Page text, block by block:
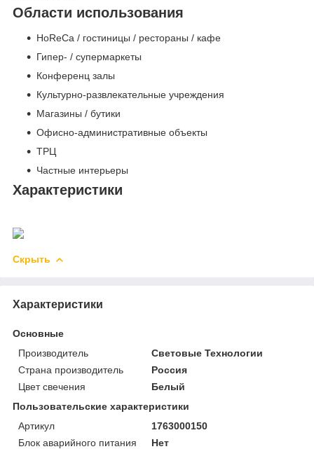
Области использования
HoReCa / гостиницы / рестораны / кафе
Гипер- / супермаркеты
Конференц залы
Культурно-развлекательные учреждения
Магазины / бутики
Офисно-административные объекты
ТРЦ
Частные интерьеры
Характеристики
Скрыть
Характеристики
Основные
Производитель
Световые Технологии
Страна производитель
Россия
Цвет свечения
Белый
Пользовательские характеристики
Артикул
1763000150
Блок аварийного питания
Нет